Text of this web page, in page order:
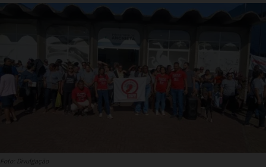
Foto: Divulgação